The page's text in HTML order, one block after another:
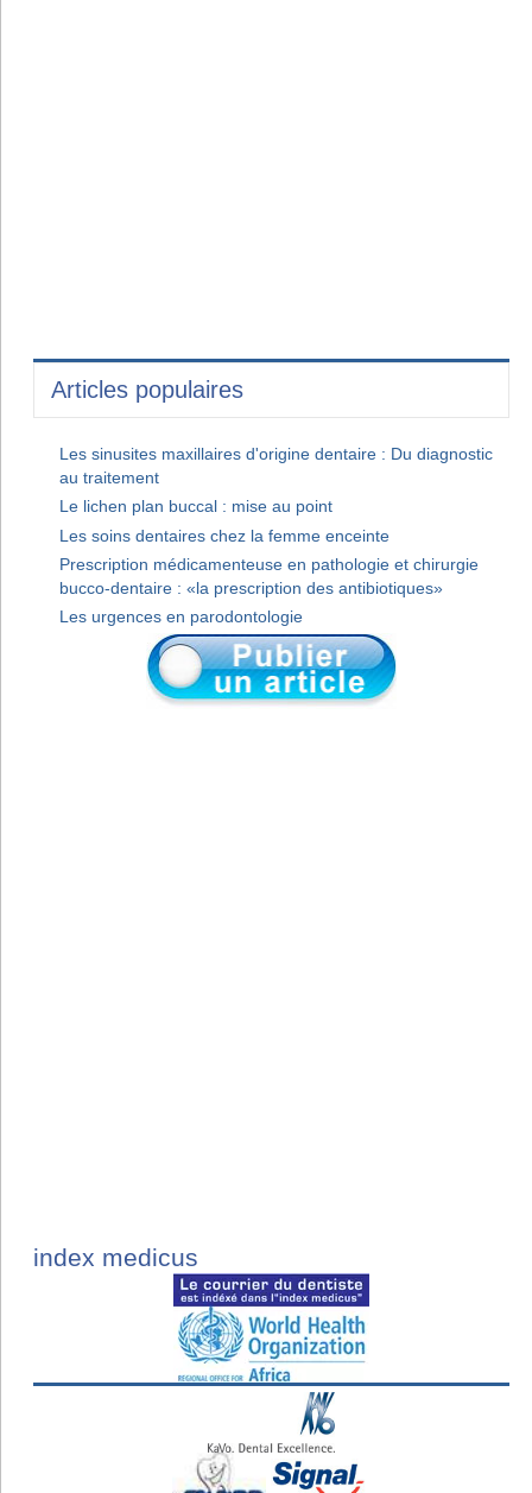
Articles populaires
Les sinusites maxillaires d'origine dentaire : Du diagnostic
au traitement
Le lichen plan buccal : mise au point
Les soins dentaires chez la femme enceinte
Prescription médicamenteuse en pathologie et chirurgie
bucco-dentaire : «la prescription des antibiotiques»
Les urgences en parodontologie
index medicus